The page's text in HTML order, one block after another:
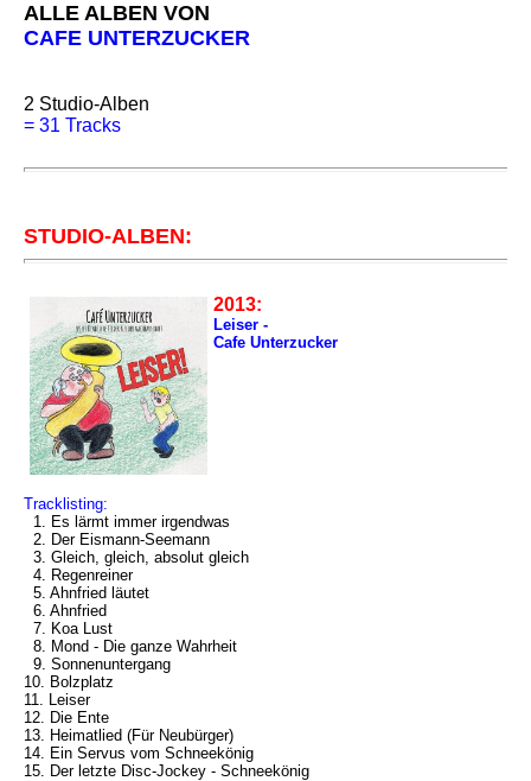
ALLE ALBEN VON
CAFE UNTERZUCKER
2 Studio-Alben
= 31 Tracks
STUDIO-ALBEN:
2013:
Leiser -
Cafe Unterzucker
Tracklisting:
1. Es lärmt immer irgendwas
2. Der Eismann-Seemann
3. Gleich, gleich, absolut gleich
4. Regenreiner
5. Ahnfried läutet
6. Ahnfried
7. Koa Lust
8. Mond - Die ganze Wahrheit
9. Sonnenuntergang
10. Bolzplatz
11. Leiser
12. Die Ente
13. Heimatlied (Für Neubürger)
14. Ein Servus vom Schneekönig
15. Der letzte Disc-Jockey - Schneekönig